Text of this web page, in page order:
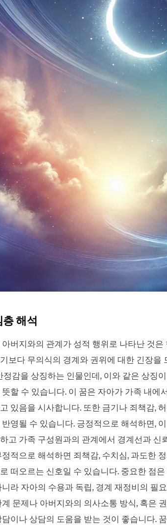
층 해석
아버지와의 관계가 성적 행위로 나타난 것
보다 무의식의 경계와 권위에 대한 긴장을
정감을 상징하는 인물인데, 이와 같은 상징
할 수 있습니다. 이 꿈은 자아가 가족 내에
있음을 시사합니다. 또한 금기나 죄책감,
영될 수 있습니다. 긍정적으로 해석하면,
고 가족 구성원과의 관계에서 경계선과 신
적으로 해석하면 죄책감, 수치심, 과도한
떠오르는 신호일 수 있습니다. 중요한 점
라 자아의 수용과 독립, 경계 재정비의 필
문제나 아버지와의 의사소통 방식, 혹은
이나 상담의 도움을 받는 것이 좋습니다.